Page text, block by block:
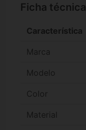
Ficha técnica
Característica
Marca
Modelo
Color
Material